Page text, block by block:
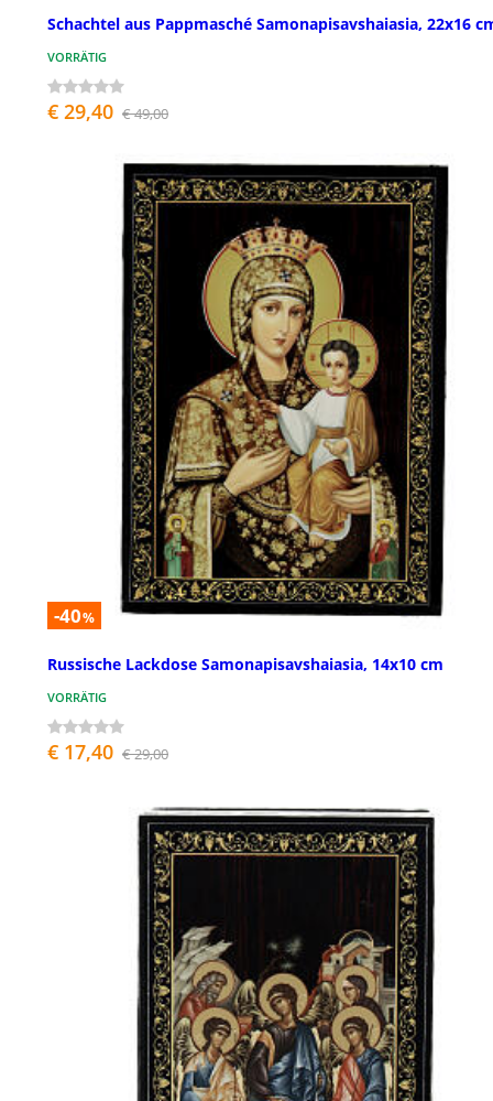
Schachtel aus Pappmasché Samonapisavshaiasia, 22x16
VORRÄTIG
€ 29,40 € 49,00
-40%
Russische Lackdose Samonapisavshaiasia, 14x10 cm
VORRÄTIG
€ 17,40 € 29,00